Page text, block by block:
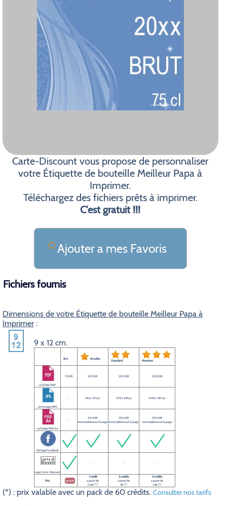
Carte-Discount vous propose de personnaliser
votre Étiquette de bouteille Meilleur Papa à
Imprimer.
Téléchargez des fichiers prêts à imprimer.
C'est gratuit !!!
Ajouter a mes Favoris
Fichiers fournis
Dimensions de votre Étiquette de bouteille Meilleur Papa à
Imprimer :
9 x 12 cm.
éco éco plus Standard Premium
un fichier PDF
72 DPI 100 DPI 200 DPI 300 DPI
une image JPEG
- 354 x 472 px 709 x 945 px 1063 x 1417 px
un fichier PDF A4
-
100 DPI
4 exemplaires sur la page.
200 DPI
4 exemplaires sur la page.
300 DPI
4 exemplaires sur la page.
Partage Facebook
Logo Carte-Discount
- - -
Prix gratuit
1 crédit
à partir de
0,5€ (*)
2 crédits
à partir de
1€ (*)
3 crédits
à partir de
1,5€ (*)
(*) : prix valable avec un pack de 60 crédits. Consulter nos tarifs